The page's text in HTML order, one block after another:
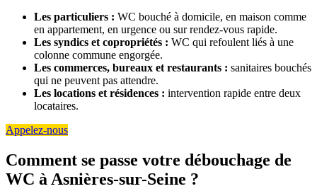
Les particuliers : WC bouché à domicile, en maison comme
en appartement, en urgence ou sur rendez-vous rapide.
Les syndics et copropriétés : WC qui refoulent liés à une
colonne commune engorgée.
Les commerces, bureaux et restaurants : sanitaires bouchés
qui ne peuvent pas attendre.
Les locations et résidences : intervention rapide entre deux
locataires.
Appelez-nous
Comment se passe votre débouchage de
WC à Asnières-sur-Seine ?